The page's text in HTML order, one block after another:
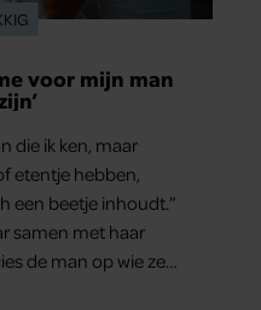
voor mijn man
die ik ken, maar
etentje hebben,
een beetje inhoudt.”
samen met haar
de man op wie ze